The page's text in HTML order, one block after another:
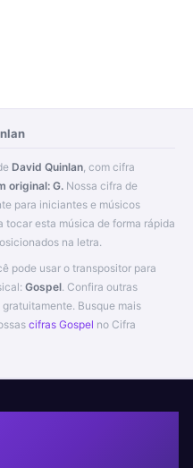
David Quinlan , com cifra
original: G. Nossa cifra de
para iniciantes e músicos
na letra.
pode usar o transpositor para
Gospel. Confira outras
Busque mais
cifras Gospel no Cifra